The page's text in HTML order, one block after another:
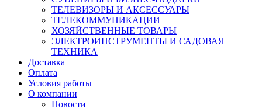
ТЕЛЕВИЗОРЫ И АКСЕССУАРЫ
ТЕЛЕКОММУНИКАЦИИ
ХОЗЯЙСТВЕННЫЕ ТОВАРЫ
ЭЛЕКТРОИНСТРУМЕНТЫ И САДОВАЯ
ТЕХНИКА
Доставка
Оплата
Условия работы
О компании
Новости